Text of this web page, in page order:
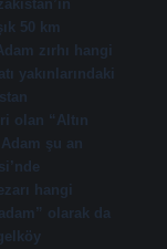
50 km
zırhı hangi
yakınlarındaki
olan “Altın
şu an
hangi
olarak da